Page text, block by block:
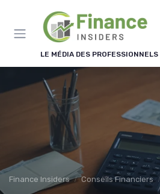
LE MÉDIA DES
Finance Insiders Conseils Financiers